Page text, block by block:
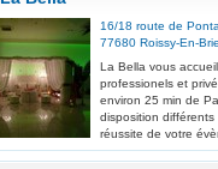
16/18 route de
77680 Roissy-En-
La Bella vous
professionels et
environ 25 min de
disposition
réussite de votre